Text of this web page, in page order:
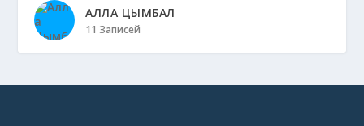
АЛЛА ЦЫМБАЛ
11 Записей